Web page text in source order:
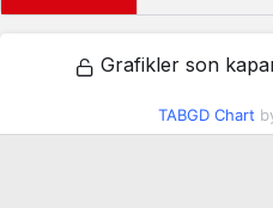
Grafikler son
TABGD Chart